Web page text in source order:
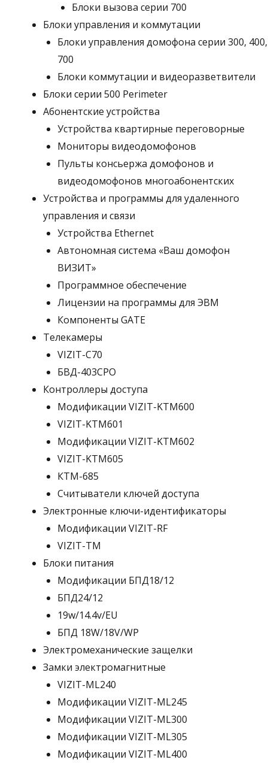
Блоки вызова серии 700
Блоки управления и коммутации
Блоки управления домофона серии 300, 400,
700
Блоки коммутации и видеоразветвители
Блоки серии 500 Perimeter
Абонентские устройства
Устройства квартирные переговорные
Мониторы видеодомофонов
Пульты консьержа домофонов и
видеодомофонов многоабонентских
Устройства и программы для удаленного
управления и связи
Устройства Ethernet
Автономная система «Ваш домофон
ВИЗИТ»
Программное обеспечение
Лицензии на программы для ЭВМ
Компоненты GATE
Телекамеры
VIZIT-C70
БВД-403СРО
Контроллеры доступа
Модификации VIZIT-KTM600
VIZIT-KTM601
Модификации VIZIT-KTM602
VIZIT-KTM605
КТМ-685
Считыватели ключей доступа
Электронные ключи-идентификаторы
Модификации VIZIT-RF
VIZIT-TM
Блоки питания
Модификации БПД18/12
БПД24/12
19w/14.4v/EU
БПД 18W/18V/WP
Электромеханические защелки
Замки электромагнитные
VIZIT-ML240
Модификации VIZIT-ML245
Модификации VIZIT-ML300
Модификации VIZIT-ML305
Модификации VIZIT-ML400